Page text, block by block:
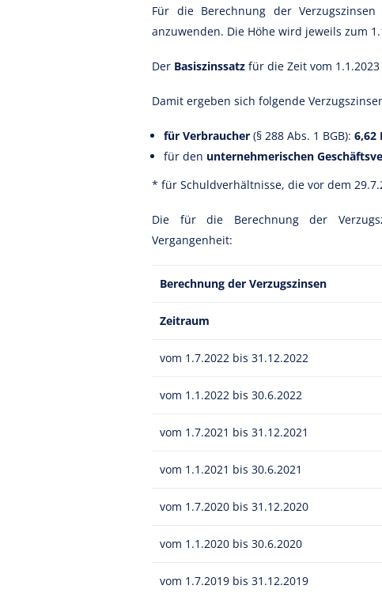
Für die Berechnung der
anzuwenden. Die Höhe wird jeweils zum
Der Basiszinssatz für die Zeit vom
Damit ergeben sich folgende
für Verbraucher (§ 288 Abs. 1 BGB): 6,62
für den unternehmerischen
* für Schuldverhältnisse, die vor dem
Die für die Berechnung der
Vergangenheit:
Berechnung der Verzugszinsen
Zeitraum
vom 1.7.2022 bis 31.12.2022
vom 1.1.2022 bis 30.6.2022
vom 1.7.2021 bis 31.12.2021
vom 1.1.2021 bis 30.6.2021
vom 1.7.2020 bis 31.12.2020
vom 1.1.2020 bis 30.6.2020
vom 1.7.2019 bis 31.12.2019